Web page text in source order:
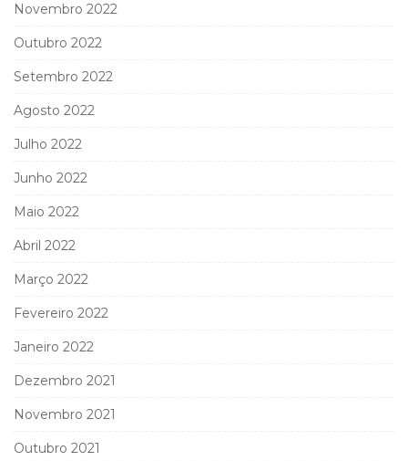
Novembro 2022
Outubro 2022
Setembro 2022
Agosto 2022
Julho 2022
Junho 2022
Maio 2022
Abril 2022
Março 2022
Fevereiro 2022
Janeiro 2022
Dezembro 2021
Novembro 2021
Outubro 2021